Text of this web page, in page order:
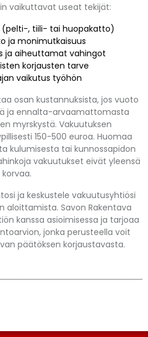
vaikuttavat useat tekijät:
(pelti-, tiili- tai huopakatto)
ja monimutkaisuus
ja aiheuttamat vahingot
korjausten tarve
vaikutus työhön
osan kustannuksista, jos vuoto
ja ennalta-arvaamattomasta
myrskystä. Vakuutuksen
150-500 euroa. Huomaa
kulumisesta tai kunnossapidon
vakuutukset eivät yleensä
korvaa.
ja keskustele vakuutusyhtiösi
aloittamista. Savon Rakentava
kanssa asioimisessa ja tarjoaa
jonka perusteella voit
päätöksen korjaustavasta.